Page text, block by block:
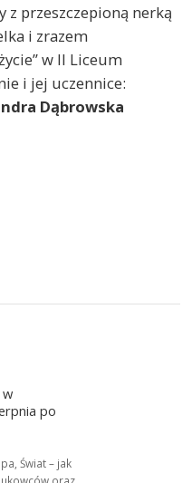
z przeszczepioną nerką
i zrazem
w II Liceum
i jej uczennice:
Dąbrowska
w
po
Świat – jak